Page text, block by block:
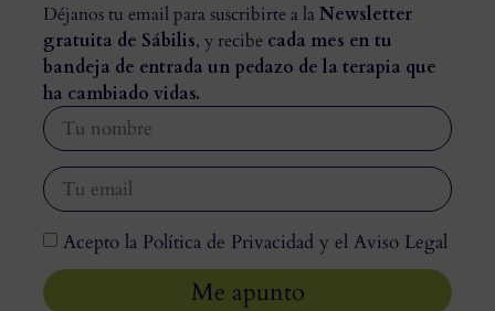
Déjanos tu email para suscribirte a la Newsletter
gratuita de Sábilis, y recibe cada mes en tu
bandeja de entrada un pedazo de la terapia que
ha cambiado vidas.
Acepto la Política de Privacidad y el Aviso Legal
Me apunto